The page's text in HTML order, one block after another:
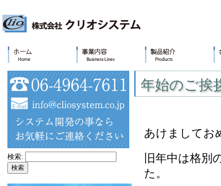
検索:
年始のご挨
あけましてお
旧年中は格別
た。